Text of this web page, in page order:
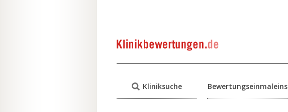
Kliniksuche Bewertungseinmaleins